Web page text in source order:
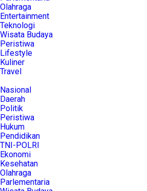
Olahraga
Entertainment
Teknologi
Wisata Budaya
Peristiwa
Lifestyle
Kuliner
Travel
Nasional
Daerah
Politik
Peristiwa
Hukum
Pendidikan
TNI-POLRI
Ekonomi
Kesehatan
Olahraga
Parlementaria